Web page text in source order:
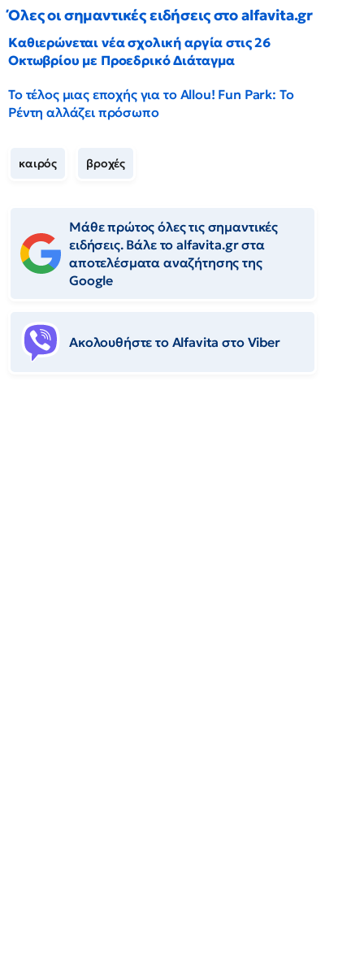
Όλες οι σημαντικές ειδήσεις στο alfavita.gr
Καθιερώνεται νέα σχολική αργία στις 26
Οκτωβρίου με Προεδρικό Διάταγμα
Το τέλος μιας εποχής για το Allou! Fun Park: Το
Ρέντη αλλάζει πρόσωπο
καιρός βροχές
Μάθε πρώτος όλες τις σημαντικές
ειδήσεις. Βάλε το alfavita.gr στα
αποτελέσματα αναζήτησης της
Google
Ακολουθήστε το Αlfavita στο Viber